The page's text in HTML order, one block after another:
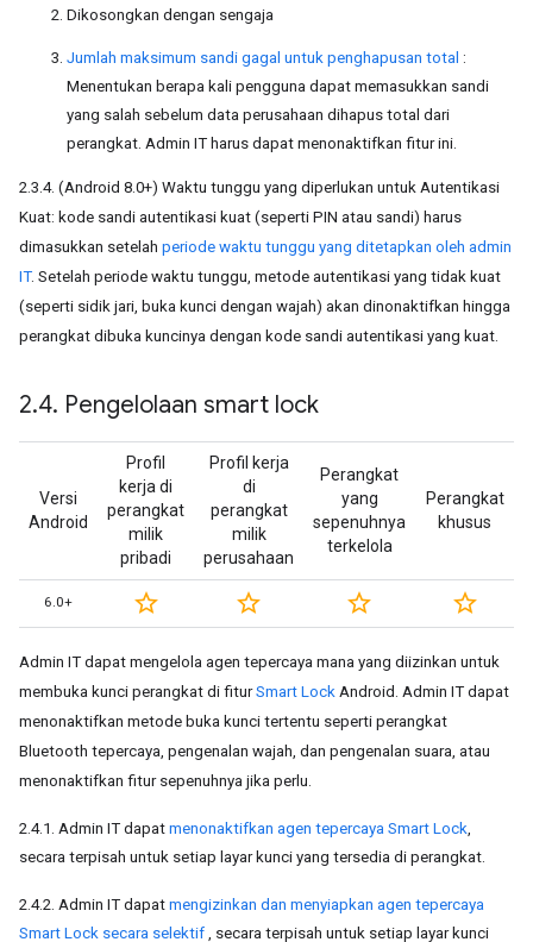
Dikosongkan dengan sengaja
Jumlah maksimum sandi gagal untuk penghapusan total :
Menentukan berapa kali pengguna dapat memasukkan sandi
yang salah sebelum data perusahaan dihapus total dari
perangkat. Admin IT harus dapat menonaktifkan fitur ini.
2.3.4. (Android 8.0+) Waktu tunggu yang diperlukan untuk Autentikasi
Kuat: kode sandi autentikasi kuat (seperti PIN atau sandi) harus
dimasukkan setelah periode waktu tunggu yang ditetapkan oleh admin
IT. Setelah periode waktu tunggu, metode autentikasi yang tidak kuat
(seperti sidik jari, buka kunci dengan wajah) akan dinonaktifkan hingga
perangkat dibuka kuncinya dengan kode sandi autentikasi yang kuat.
2.4. Pengelolaan smart lock
Versi
Android
Profil
kerja di
perangkat
milik
pribadi
Profil kerja
di
perangkat
milik
perusahaan
Perangkat
yang
sepenuhnya
terkelola
Perangkat
khusus
6.0+ star_border star_border star_border star_border
Admin IT dapat mengelola agen tepercaya mana yang diizinkan untuk
membuka kunci perangkat di fiturSmart Lock Android. Admin IT dapat
menonaktifkan metode buka kunci tertentu seperti perangkat
Bluetooth tepercaya, pengenalan wajah, dan pengenalan suara, atau
menonaktifkan fitur sepenuhnya jika perlu.
2.4.1. Admin IT dapat menonaktifkan agen tepercaya Smart Lock,
secara terpisah untuk setiap layar kunci yang tersedia di perangkat.
2.4.2. Admin IT dapat mengizinkan dan menyiapkan agen tepercaya
Smart Lock secara selektif , secara terpisah untuk setiap layar kunci